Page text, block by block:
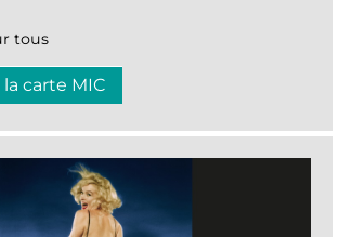
tous
carte MIC